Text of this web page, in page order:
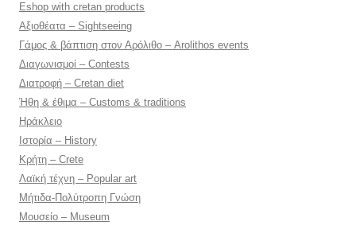
Eshop with cretan products
Αξιοθέατα – Sightseeing
Γάμος & βάπτιση στον Αρόλιθο – Arolithos events
Διαγωνισμοί – Contests
Διατροφή – Cretan diet
Ήθη & έθιμα – Customs & traditions
Ηράκλειο
Ιστορία – History
Κρήτη – Crete
Λαϊκή τέχνη – Popular art
Μήτιδα-Πολύτροπη Γνώση
Μουσείο – Museum